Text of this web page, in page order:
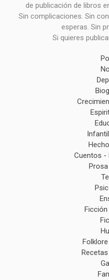
de publicación de libros
Sin complicaciones. Sin
esperas. Sin
Si quieres
Cuentos -